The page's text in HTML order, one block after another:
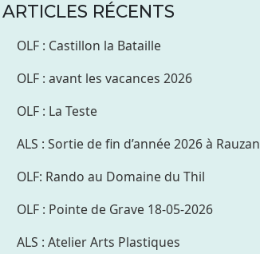
ARTICLES RÉCENTS
OLF : Castillon la Bataille
OLF : avant les vacances 2026
OLF : La Teste
ALS : Sortie de fin d’année 2026 à Rauzan
OLF: Rando au Domaine du Thil
OLF : Pointe de Grave 18-05-2026
ALS : Atelier Arts Plastiques